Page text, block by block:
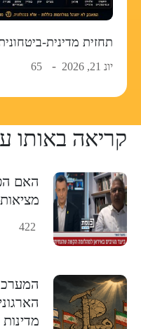
תחזית מדינית-
יונ 21, 2026 65
קריאה באותו
האם
422